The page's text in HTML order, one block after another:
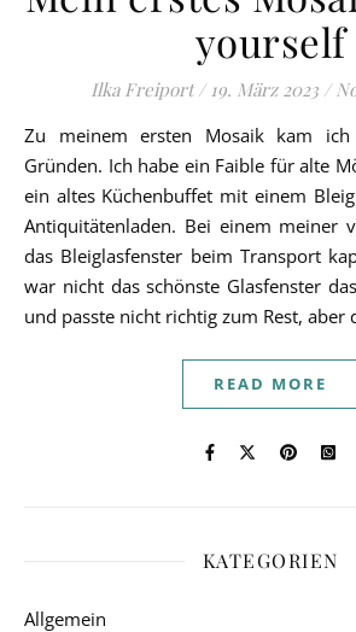
yourself
Ilka Freiport / 19. März 2023 /
Zu meinem ersten Mosaik kam ich aus unerwarteten
Gründen. Ich habe ein Faible für alte
ein altes Küchenbuffet mit einem
Antiquitätenladen. Bei einem meiner
das Bleiglasfenster beim Transport
war nicht das schönste Glasfenster
und passte nicht richtig zum Rest,
READ MORE
KATEGORIEN
Allgemein